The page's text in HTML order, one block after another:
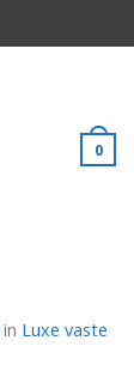
0
in Luxe vaste